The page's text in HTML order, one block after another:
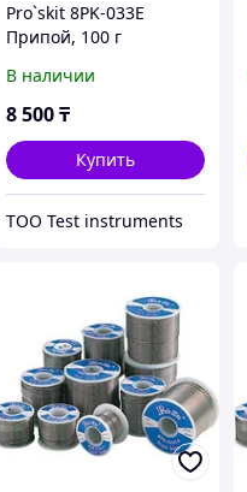
Pro`skit 8PK-033E
Припой, 100 г
В наличии
8 500₸
Купить
ТОО Test instruments